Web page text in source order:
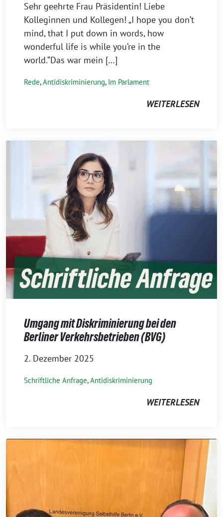
Sehr geehrte Frau Präsidentin! Liebe
Kolleginnen und Kollegen! „I hope you don‘t
mind, that I put down in words, how
wonderful life is while you‘re in the
world.“Das war mein […]
Rede,Antidiskriminierung, Im Parlament
WEITERLESEN
Umgang mit Diskriminierung bei den
Berliner Verkehrsbetrieben (BVG)
2. Dezember 2025
Schriftliche Anfrage,Antidiskriminierung
WEITERLESEN